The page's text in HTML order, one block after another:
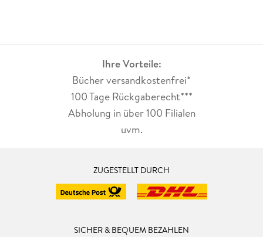
Ihre Vorteile:
Bücher versandkostenfrei*
100 Tage Rückgaberecht***
Abholung in über 100 Filialen
uvm.
ZUGESTELLT DURCH
SICHER & BEQUEM BEZAHLEN